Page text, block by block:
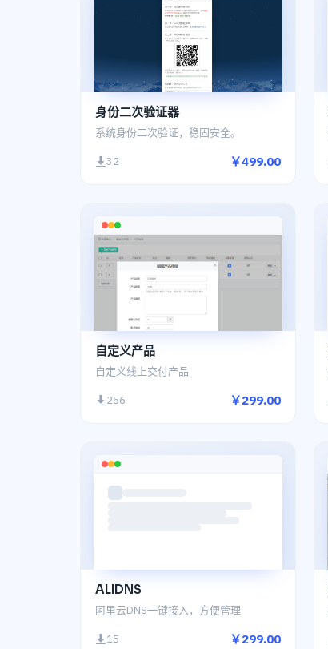
身份二次验证器
系统身份二次验证，稳固安全。
32 ￥499.00
自定义产品
自定义线上交付产品
256 ￥299.00
ALIDNS
阿里云DNS一键接入，方便管理
15 ￥299.00